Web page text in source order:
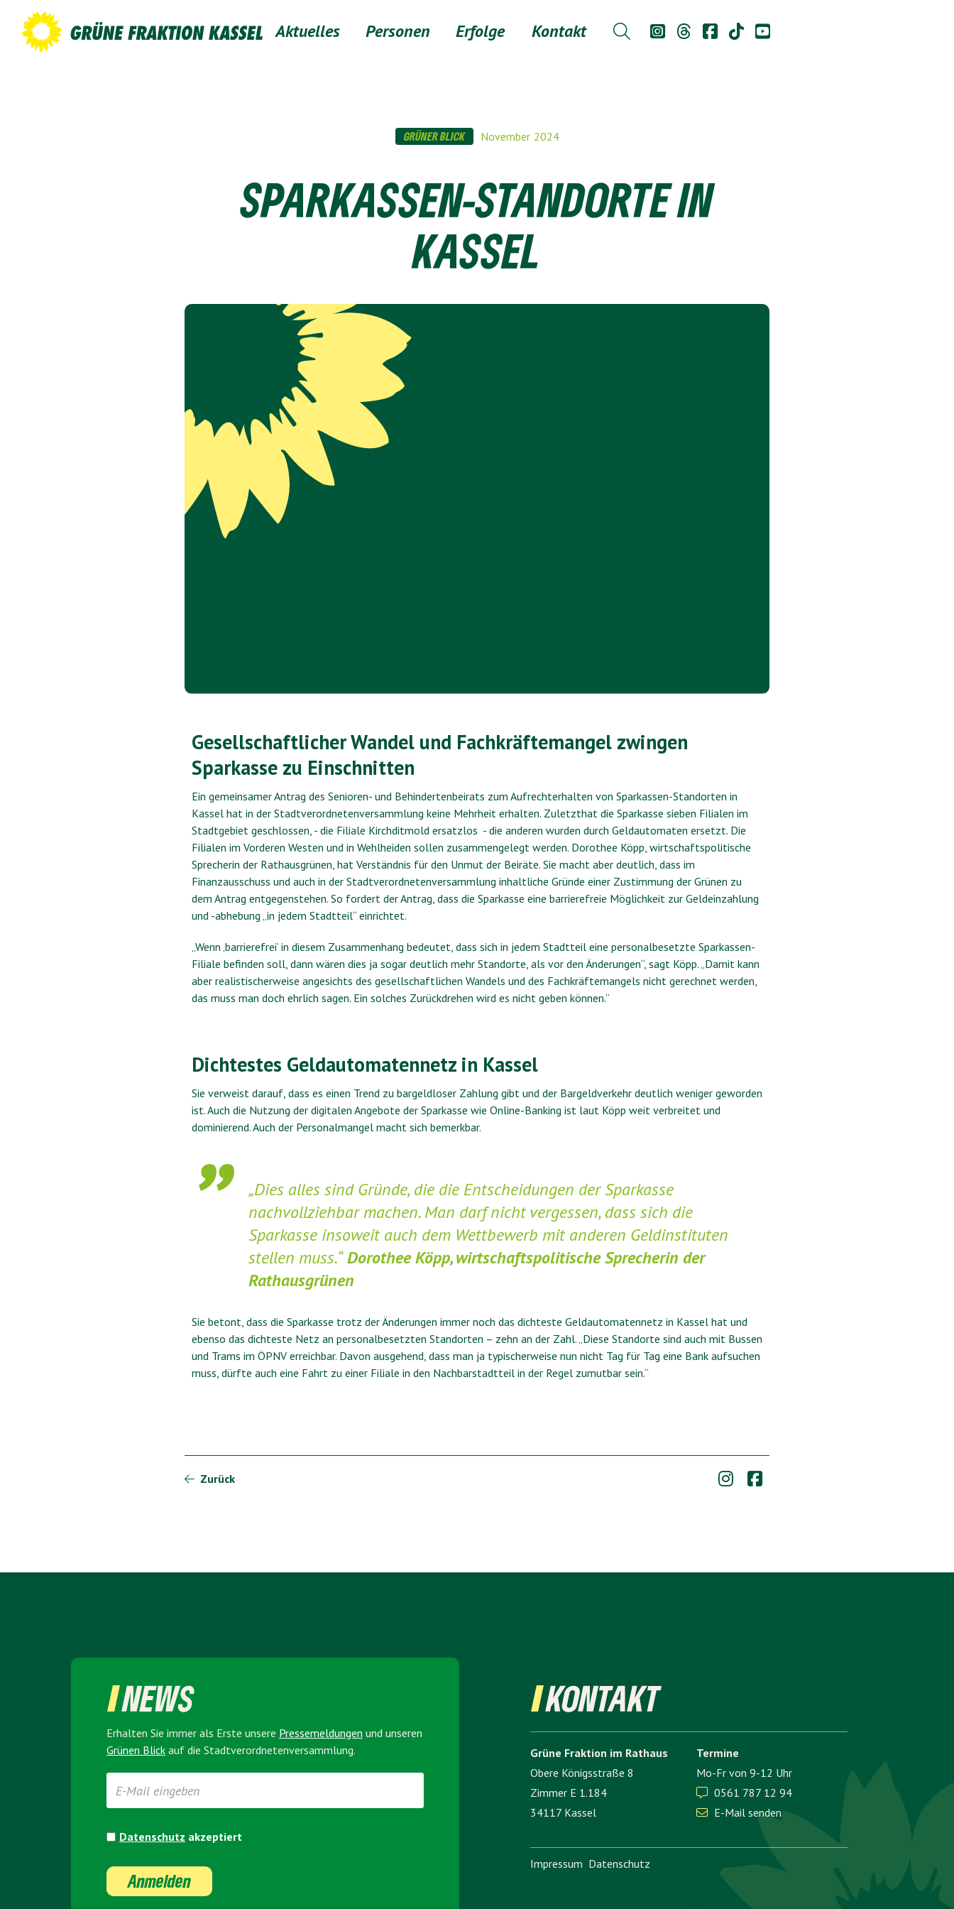
Aktuelles Personen Erfolge Kontakt      
GRÜNER BLICK November 2024
SPARKASSEN-STANDORTE IN
KASSEL
Gesellschaftlicher Wandel und Fachkräftemangel zwingen
Sparkasse zu Einschnitten
Ein gemeinsamer Antrag des Senioren- und Behindertenbeirats zum Aufrechterhalten von Sparkassen-Standorten in
Kassel hat in der Stadtverordnetenversammlung keine Mehrheit erhalten. Zuletzthat die Sparkasse sieben Filialen im
Stadtgebiet geschlossen, - die Filiale Kirchditmold ersatzlos - die anderen wurden durch Geldautomaten ersetzt. Die
Filialen im Vorderen Westen und in Wehlheiden sollen zusammengelegt werden. Dorothee Köpp, wirtschaftspolitische
Sprecherin der Rathausgrünen, hat Verständnis für den Unmut der Beiräte. Sie macht aber deutlich, dass im
Finanzausschuss und auch in der Stadtverordnetenversammlung inhaltliche Gründe einer Zustimmung der Grünen zu
dem Antrag entgegenstehen. So fordert der Antrag, dass die Sparkasse eine barrierefreie Möglichkeit zur Geldeinzahlung
und -abhebung „in jedem Stadtteil“ einrichtet.
„Wenn ‚barrierefrei‘ in diesem Zusammenhang bedeutet, dass sich in jedem Stadtteil eine personalbesetzte Sparkassen-
Filiale befinden soll, dann wären dies ja sogar deutlich mehr Standorte, als vor den Änderungen“, sagt Köpp. „Damit kann
aber realistischerweise angesichts des gesellschaftlichen Wandels und des Fachkräftemangels nicht gerechnet werden,
das muss man doch ehrlich sagen. Ein solches Zurückdrehen wird es nicht geben können.“
Dichtestes Geldautomatennetz in Kassel
Sie verweist darauf, dass es einen Trend zu bargeldloser Zahlung gibt und der Bargeldverkehr deutlich weniger geworden
ist. Auch die Nutzung der digitalen Angebote der Sparkasse wie Online-Banking ist laut Köpp weit verbreitet und
dominierend. Auch der Personalmangel macht sich bemerkbar.
„Dies alles sind Gründe, die die Entscheidungen der Sparkasse
nachvollziehbar machen. Man darf nicht vergessen, dass sich die
Sparkasse insoweit auch dem Wettbewerb mit anderen Geldinstituten
stellen muss.“Dorothee Köpp, wirtschaftspolitische Sprecherin der
Rathausgrünen
Sie betont, dass die Sparkasse trotz der Änderungen immer noch das dichteste Geldautomatennetz in Kassel hat und
ebenso das dichteste Netz an personalbesetzten Standorten – zehn an der Zahl. „Diese Standorte sind auch mit Bussen
und Trams im ÖPNV erreichbar. Davon ausgehend, dass man ja typischerweise nun nicht Tag für Tag eine Bank aufsuchen
muss, dürfte auch eine Fahrt zu einer Filiale in den Nachbarstadtteil in der Regel zumutbar sein.“
 Zurück  
NEWS
Erhalten Sie immer als Erste unsere Presse­meldungen und unseren
Grünen Blick auf die Stadt­verordneten­versammlung.
Datenschutz akzeptiert
Anmelden
KONTAKT
Grüne Fraktion im Rathaus
Obere Königsstraße 8
Zimmer E 1.184
34117 Kassel
Termine
Mo-Fr von 9-12 Uhr
 0561 787 12 94
 E-Mail senden
Impressum Datenschutz